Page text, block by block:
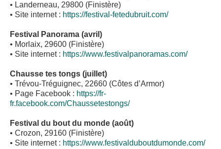
• Landerneau, 29800 (Finistère)
• Site internet : https://festival-fetedubruit.com/
Festival Panorama (avril)
• Morlaix, 29600 (Finistère)
• Site internet : https://www.festivalpanoramas.com/
Chausse tes tongs (juillet)
• Trévou-Tréguignec, 22660 (Côtes d’Armor)
• Page Facebook : https://fr-
fr.facebook.com/Chaussetestongs/
Festival du bout du monde (août)
• Crozon, 29160 (Finistère)
• Site internet : https://www.festivalduboutdumonde.com/